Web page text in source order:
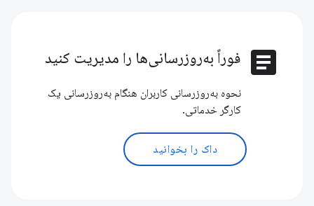
article فوراً به‌روزرسانی‌ها را مدیریت کنید
نحوه به‌روزرسانی کاربران هنگام به‌روزرسانی یک
کارگر خدماتی.
داک را بخوانید